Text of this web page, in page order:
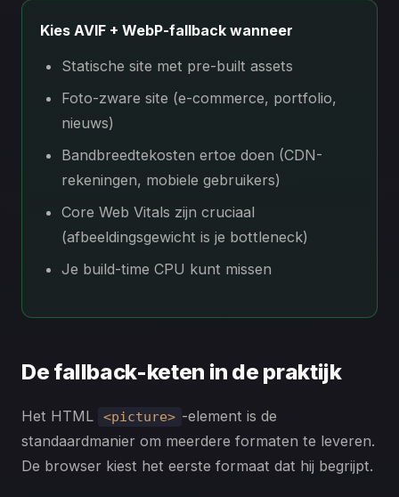
Kies AVIF + WebP-fallback wanneer
Statische site met pre-built assets
Foto-zware site (e-commerce, portfolio,
nieuws)
Bandbreedtekosten ertoe doen (CDN-
rekeningen, mobiele gebruikers)
Core Web Vitals zijn cruciaal
(afbeeldingsgewicht is je bottleneck)
Je build-time CPU kunt missen
De fallback-keten in de praktijk
Het HTML <picture> -element is de
standaardmanier om meerdere formaten te leveren.
De browser kiest het eerste formaat dat hij begrijpt.